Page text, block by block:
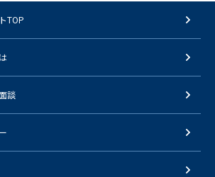
TOP
談